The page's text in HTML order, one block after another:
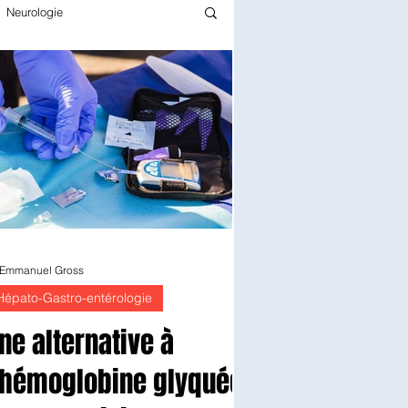
Neurologie
Infectiologie Gériatrie
Pédiatrie
Chirurgie Epidémiologie
alternative à
glyquée
Gastro-entérologie
Gross